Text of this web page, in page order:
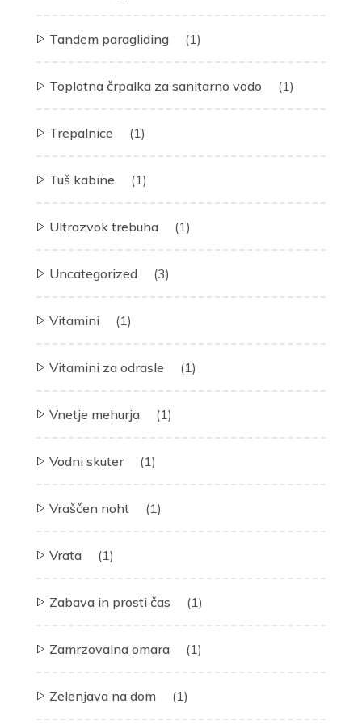
Tandem paragliding (1)
Toplotna črpalka za sanitarno vodo (1)
Trepalnice (1)
Tuš kabine (1)
Ultrazvok trebuha (1)
Uncategorized (3)
Vitamini (1)
Vitamini za odrasle (1)
Vnetje mehurja (1)
Vodni skuter (1)
Vraščen noht (1)
Vrata (1)
Zabava in prosti čas (1)
Zamrzovalna omara (1)
Zelenjava na dom (1)